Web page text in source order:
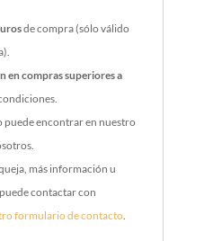
de compra (sólo válido
en compras superiores a
puede encontrar en nuestro
más información u
contactar con
formulario de contacto.